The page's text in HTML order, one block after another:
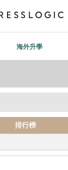
海外升學
排行榜